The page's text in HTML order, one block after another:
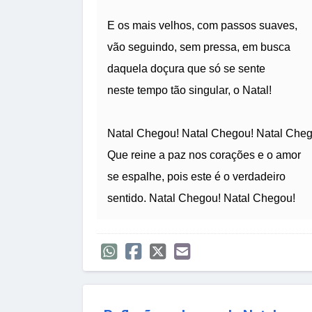
E os mais velhos, com passos suaves,
vão seguindo, sem pressa, em busca
daquela doçura que só se sente
neste tempo tão singular, o Natal!
Natal Chegou! Natal Chegou! Natal
Que reine a paz nos corações e o amor
se espalhe, pois este é o verdadeiro
sentido. Natal Chegou! Natal Chegou!